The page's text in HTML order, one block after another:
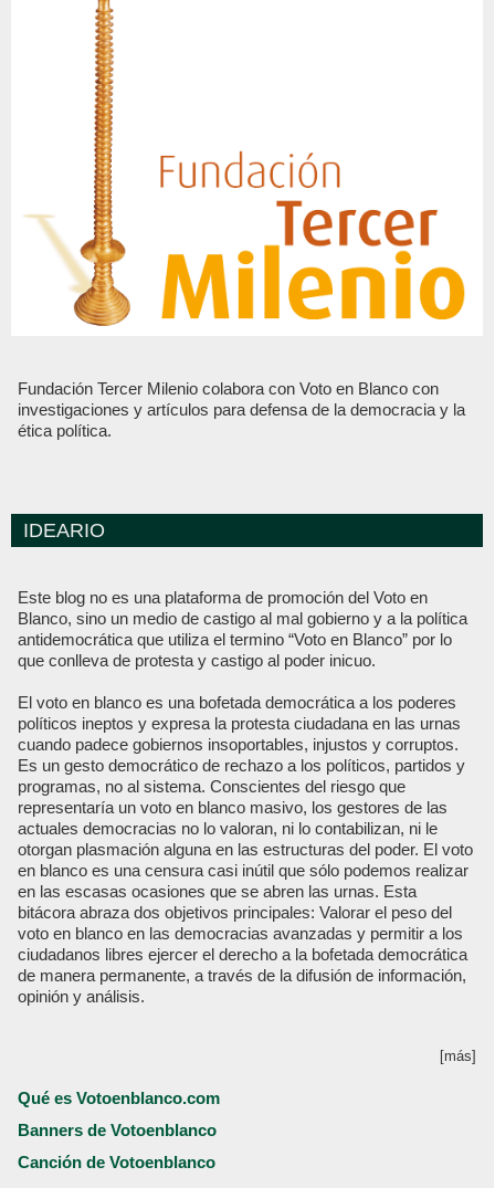
Fundación Tercer Milenio colabora con Voto en Blanco con
investigaciones y artículos para defensa de la democracia y la
ética política.
IDEARIO
Este blog no es una plataforma de promoción del Voto en
Blanco, sino un medio de castigo al mal gobierno y a la política
antidemocrática que utiliza el termino “Voto en Blanco” por lo
que conlleva de protesta y castigo al poder inicuo.
El voto en blanco es una bofetada democrática a los poderes
políticos ineptos y expresa la protesta ciudadana en las urnas
cuando padece gobiernos insoportables, injustos y corruptos.
Es un gesto democrático de rechazo a los políticos, partidos y
programas, no al sistema. Conscientes del riesgo que
representaría un voto en blanco masivo, los gestores de las
actuales democracias no lo valoran, ni lo contabilizan, ni le
otorgan plasmación alguna en las estructuras del poder. El voto
en blanco es una censura casi inútil que sólo podemos realizar
en las escasas ocasiones que se abren las urnas. Esta
bitácora abraza dos objetivos principales: Valorar el peso del
voto en blanco en las democracias avanzadas y permitir a los
ciudadanos libres ejercer el derecho a la bofetada democrática
de manera permanente, a través de la difusión de información,
opinión y análisis.
[más]
Qué es Votoenblanco.com
Banners de Votoenblanco
Canción de Votoenblanco